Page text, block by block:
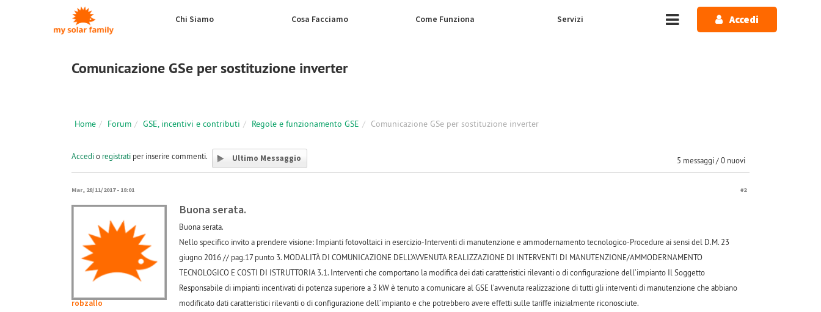
Salta al contenuto principale
Chi Siamo Cosa Facciamo Come Funziona Servizi Accedi
Comunicazione GSe per sostituzione inverter
Home Forum GSE, incentivi e contributi Regole e funzionamento GSE Comunicazione GSe per sostituzione inverter
5 messaggi / 0 nuovi
Accedio registrati per inserire commenti. Ultimo Messaggio
Mar, 28/11/2017 - 18:01 #2
robzallo
Buona serata.
Buona serata.
Nello specifico invito a prendere visione: Impianti fotovoltaici in esercizio-Interventi di manutenzione e ammodernamento tecnologico-Procedure ai sensi del D.M. 23
giugno 2016 // pag.17 punto 3. MODALITÀ DI COMUNICAZIONE DELL’AVVENUTA REALIZZAZIONE DI INTERVENTI DI MANUTENZIONE/AMMODERNAMENTO
TECNOLOGICO E COSTI DI ISTRUTTORIA 3.1. Interventi che comportano la modifica dei dati caratteristici rilevanti o di configurazione dell’impianto Il Soggetto
Responsabile di impianti incentivati di potenza superiore a 3 kW è tenuto a comunicare al GSE l’avvenuta realizzazione di tutti gli interventi di manutenzione che abbiano
modificato dati caratteristici rilevanti o di configurazione dell’impianto e che potrebbero avere effetti sulle tariffe inizialmente riconosciute.